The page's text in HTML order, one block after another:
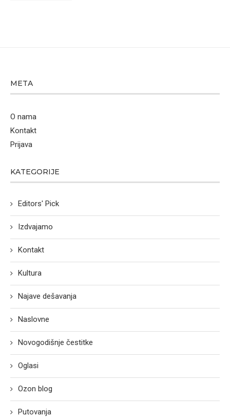
META
O nama
Kontakt
Prijava
KATEGORIJE
Editors' Pick
Izdvajamo
Kontakt
Kultura
Najave dešavanja
Naslovne
Novogodišnje čestitke
Oglasi
Ozon blog
Putovanja